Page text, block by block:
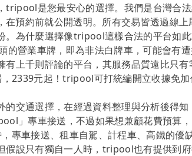
tripool是您最安心的選擇。我們是台灣合
預約前就公開透明。所有交易皆透過線
。為什麼選擇像tripool這樣合法的平台如
的營業車牌，即為非法白牌車，可能會有
有上千則評論的平台，其服務品質遠比只
2339元起！tripool可打統編開立收據免
的交通選擇，在經過資料整理與分析後得
」專車接送，不過如果想兼顧花費預算
專車接送、租車自駕、計程車、高鐵的優
假設只有獨自一人時，tripool也有提供到府